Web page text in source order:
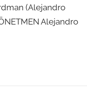
(Alejandro
Alejandro